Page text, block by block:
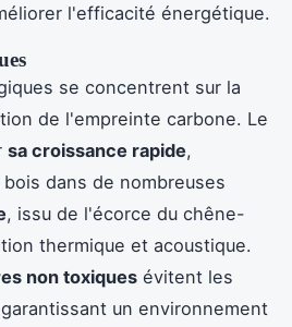
l'efficacité énergétique.
se concentrent sur la
de l'empreinte carbone. Le
sa croissance rapide,
dans de nombreuses
, issu de l'écorce du chêne-
thermique et acoustique.
non toxiques évitent les
un environnement